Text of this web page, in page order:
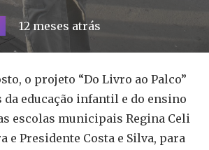
12 meses atrás
o projeto “Do Livro ao Palco”
da educação infantil e do ensino
escolas municipais Regina Celi
e Presidente Costa e Silva, para